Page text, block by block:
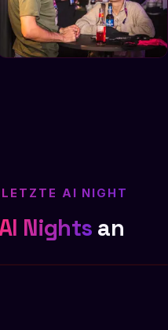
AI NIGHT
Nights an